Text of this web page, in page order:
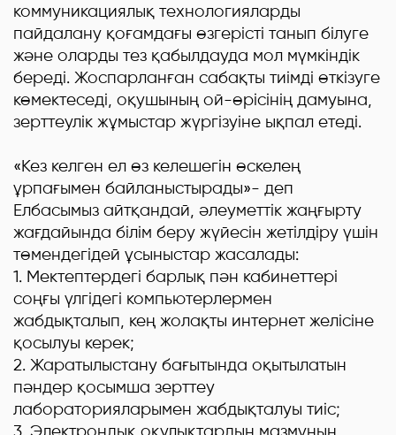
коммуникациялық технологияларды
пайдалану қоғамдағы өзгерісті танып білуге
және оларды тез қабылдауда мол мүмкіндік
береді. Жоспарланған сабақты тиімді өткізуге
көмектеседі, оқушының ой-өрісінің дамуына,
зерттеулік жұмыстар жүргізуіне ықпал етеді.
«Кез келген ел өз келешегін өскелең
ұрпағымен байланыстырады»- деп
Елбасымыз айтқандай, әлеуметтік жаңғырту
жағдайында білім беру жүйесін жетілдіру үшін
төмендегідей ұсыныстар жасалады:
1. Мектептердегі барлық пән кабинеттері
соңғы үлгідегі компьютерлермен
жабдықталып, кең жолақты интернет желісіне
қосылуы керек;
2. Жаратылыстану бағытында оқытылатын
пәндер қосымша зерттеу
лабораторияларымен жабдықталуы тиіс;